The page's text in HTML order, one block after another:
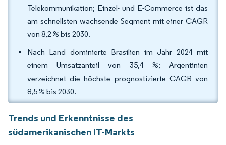
Telekommunikation; Einzel- und E-Commerce ist das
am schnellsten wachsende Segment mit einer CAGR
von 8,2 % bis 2030.
Nach Land dominierte Brasilien im Jahr 2024 mit
einem Umsatzanteil von 35,4 %; Argentinien
verzeichnet die höchste prognostizierte CAGR von
8,5 % bis 2030.
Trends und Erkenntnisse des
südamerikanischen IT-Markts